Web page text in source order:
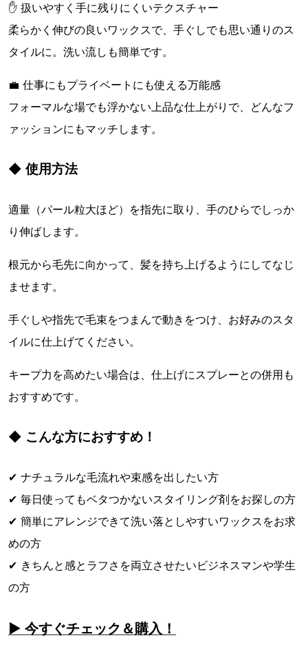
✋ 扱いやすく手に残りにくいテクスチャー
柔らかく伸びの良いワックスで、手ぐしでも思い通りのス
タイルに。洗い流しも簡単です。
💼 仕事にもプライベートにも使える万能感
フォーマルな場でも浮かない上品な仕上がりで、どんなフ
ァッションにもマッチします。
◆ 使用方法
適量（パール粒大ほど）を指先に取り、手のひらでしっか
り伸ばします。
根元から毛先に向かって、髪を持ち上げるようにしてなじ
ませます。
手ぐしや指先で毛束をつまんで動きをつけ、お好みのスタ
イルに仕上げてください。
キープ力を高めたい場合は、仕上げにスプレーとの併用も
おすすめです。
◆ こんな方におすすめ！
✔ ナチュラルな毛流れや束感を出したい方
✔ 毎日使ってもベタつかないスタイリング剤をお探しの方
✔ 簡単にアレンジできて洗い落としやすいワックスをお求
めの方
✔ きちんと感とラフさを両立させたいビジネスマンや学生
の方
▶ 今すぐチェック＆購入！